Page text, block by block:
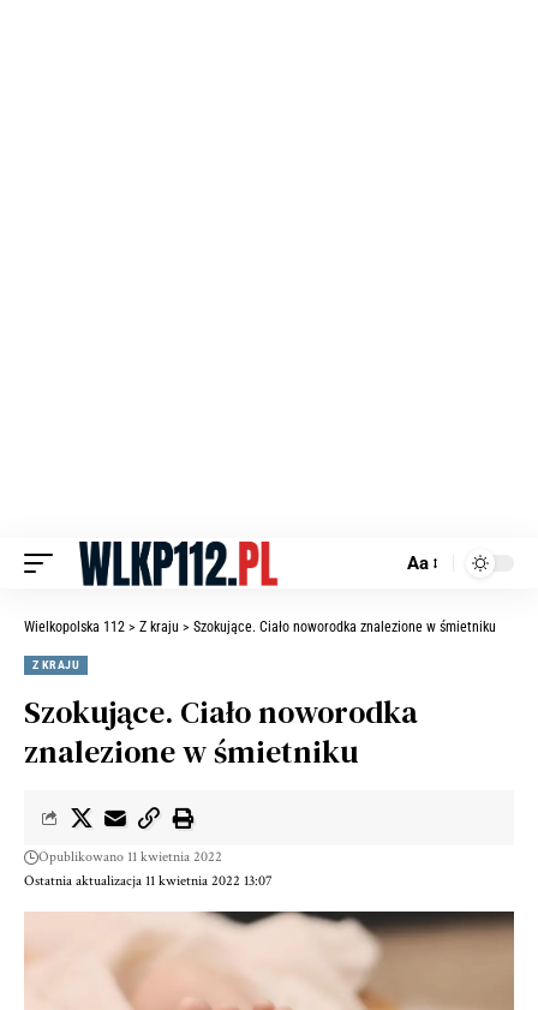
Aa
Wielkopolska 112 > Z kraju > Szokujące. Ciało noworodka znalezione w śmietniku
Z KRAJU
Szokujące. Ciało noworodka
znalezione w śmietniku
Ostatnia aktualizacja 11 kwietnia 2022 13:07
Opublikowano 11 kwietnia 2022